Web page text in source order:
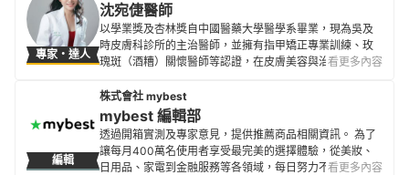
專家・達人
沈宛倢醫師
以學業獎及杏林獎自中國醫藥大學醫學系畢業，現為吳及
時皮膚科診所的主治醫師，並擁有指甲矯正專業訓練、玫
瑰斑（酒糟）關懷醫師等認證，在皮膚美容與治療上有豐
狀況該看哪位醫師，或是不知道醫師的治療經驗與效果而
裹足不前。因此成立了個人的粉絲專頁，希望能夠透過臨
床案例分享、簡單易懂的文字與繪圖，讓更多患者能得到
正確的皮膚相關資訊。
沈宛倢醫師的簡介
看更多內容
編輯
株式會社 mybest
mybest 編輯部
透過開箱實測及專家意見，提供推薦商品相關資訊。 為了
讓每月400萬名使用者享受最完美的選擇體驗，從美妝、
日用品、家電到金融服務等各領域，每日努力不懈地製作
看更多內容